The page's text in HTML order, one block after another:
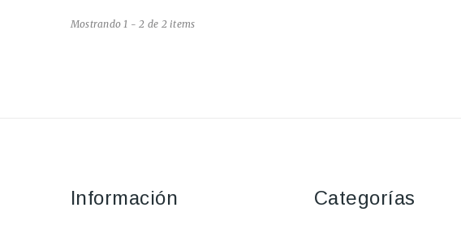
Mostrando 1 - 2 de 2 items
Información Categorías